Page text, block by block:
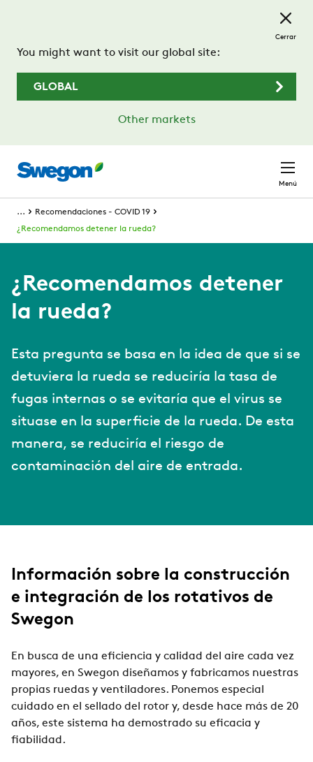
You might want to visit our global site:
GLOBAL
Other markets
Cerrar
Menú
...
Recomendaciones - COVID 19
¿Recomendamos detener la rueda?
¿Recomendamos detener
la rueda?
Esta pregunta se basa en la idea de que si se
detuviera la rueda se reduciría la tasa de
fugas internas o se evitaría que el virus se
situase en la superficie de la rueda. De esta
manera, se reduciría el riesgo de
contaminación del aire de entrada.
Información sobre la construcción
e integración de los rotativos de
Swegon
En busca de una eficiencia y calidad del aire cada vez
mayores, en Swegon diseñamos y fabricamos nuestras
propias ruedas y ventiladores. Ponemos especial
cuidado en el sellado del rotor y, desde hace más de 20
años, este sistema ha demostrado su eficacia y
fiabilidad.